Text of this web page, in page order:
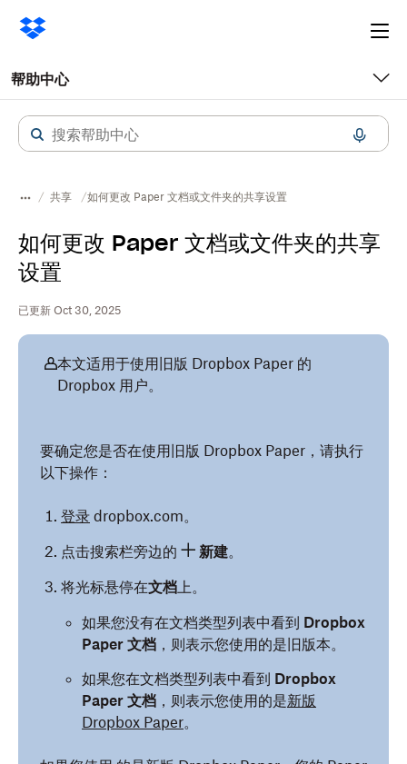
帮助中心
共享 如何更改 Paper 文档或文件夹的共享设置
如何更改 Paper 文档或文件夹的共享
设置
已更新 Oct 30, 2025
本文适用于使用旧版 Dropbox Paper 的
Dropbox 用户。
要确定您是否在使用旧版 Dropbox Paper，请执行
以下操作：
登录 dropbox.com。
点击搜索栏旁边的
新建。
将光标悬停在文档上。
如果您没有在文档类型列表中看到 Dropbox
Paper 文档 ，则表示您使用的是旧版本。
如果您在文档类型列表中看到 Dropbox
Paper 文档 ，则表示您使用的是新版
Dropbox Paper。